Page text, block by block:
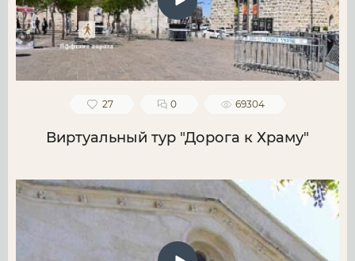
27 0 69304
Виртуальный тур "Дорога к Храму"